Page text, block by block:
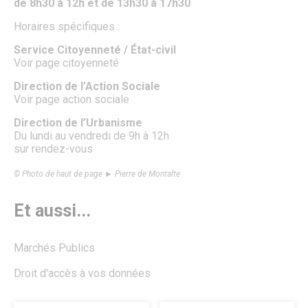
TUS & Transports collectifs
Où se garer à Senlis ?
Travaux & démarches voirie
Démarches voirie
Circulation & Stationnement interdits
Financement des travaux anti-inondations pour les
particuliers
Travaux en cours
Sécurité publique
Numéros d’urgence & contacts utiles
Infos sécurité
Autres organes de sécurité publique
Le Frelon asiatique
Senlis Ville Propre
Nettoyage des rues
de 8h30 à 12h et de 13h30 à 17h30
Horaires spécifiques :
Service Citoyenneté / État-civil
Voir page citoyenneté
Direction de l’Action Sociale
Voir page action sociale
Direction de l’Urbanisme
Du lundi au vendredi de 9h à 12h
sur rendez-vous
© Photo de haut de page ► Pierre de Montalte
Et aussi...
Marchés Publics
Droit d'accès à vos données